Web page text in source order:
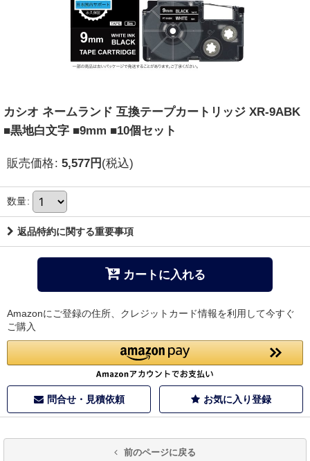
カシオ ネームランド 互換テープカートリッジ XR-9ABK
■黒地白文字 ■9mm ■10個セット
販売価格: 5,577円 (税込)
数量:
返品特約に関する重要事項
カートに入れる
Amazonにご登録の住所、クレジットカード情報を利用して今すぐ
ご購入
問合せ・見積依頼 お気に入り登録
前のページに戻る